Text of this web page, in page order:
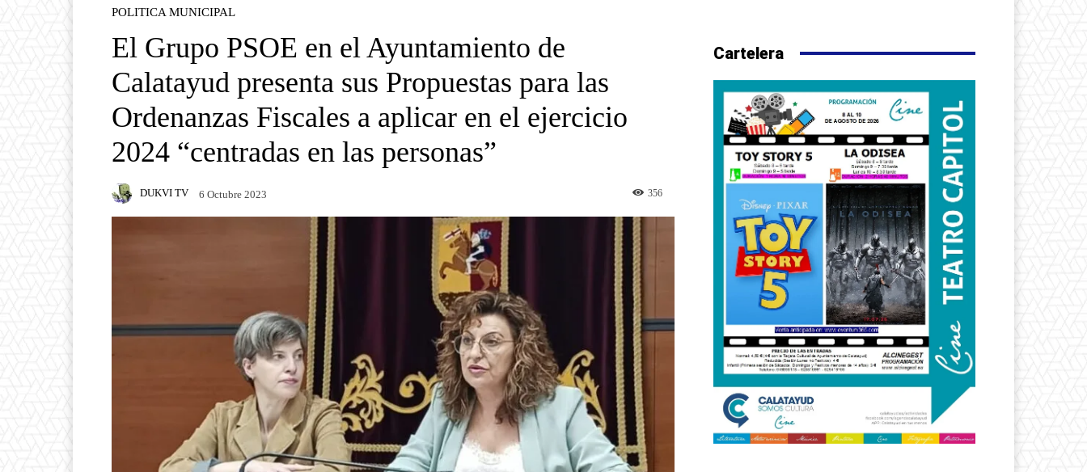
POLITICA MUNICIPAL
El Grupo PSOE en el Ayuntamiento de
Calatayud presenta sus Propuestas para las
Ordenanzas Fiscales a aplicar en el ejercicio
2024 “centradas en las personas”
DUKVI TV 6 Octubre 2023 356
Cartelera